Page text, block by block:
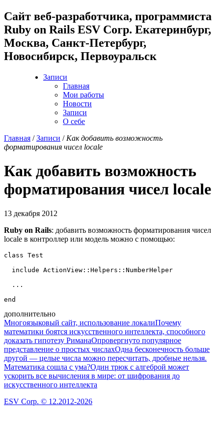
Cайт веб-разработчика, программиста
Ruby on Rails ESV Corp. Екатеринбург,
Москва, Санкт-Петербург,
Новосибирск, Первоуральск
Записи
Главная
Мои работы
Новости
Записи
О себе
Главная /Записи / Как добавить возможность
форматирования чисел locale
Как добавить возможность
форматирования чисел locale
13 декабря 2012
Ruby on Rails: добавить возможность форматирования чисел
locale в контроллер или модель можно с помощью:
class Test
  include ActionView::Helpers::NumberHelper
  ...
дополнительно
Многоязыковый сайт, использование локалиПочему
математики боятся искусственного интеллекта, способного
доказать гипотезу РиманаОпровергнуто популярное
представление о простых числахОдна бесконечность больше
другой — целые числа можно пересчитать, дробные нельзя.
Математика сошла с ума?Один трюк с алгеброй может
ускорить все вычисления в мире: от шифрования до
искусственного интеллекта
ESV Corp. © 12.2012-2026